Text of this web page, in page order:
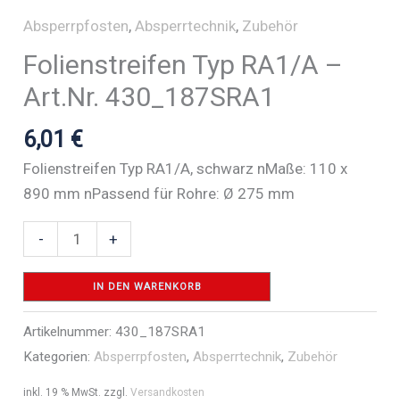
Absperrpfosten,Absperrtechnik, Zubehör
Folienstreifen Typ RA1/A –
Art.Nr. 430_187SRA1
6,01 €
Folienstreifen Typ RA1/A, schwarz nMaße: 110 x
890 mm nPassend für Rohre: Ø 275 mm
-
Folienstreifen
Typ
-
Art.Nr.
430_187SRA1
+
IN DEN WARENKORB
Artikelnummer:430_187SRA1
Kategorien:Absperrpfosten,Absperrtechnik, Zubehör
inkl. 19 % MwSt. zzgl.Versandkosten